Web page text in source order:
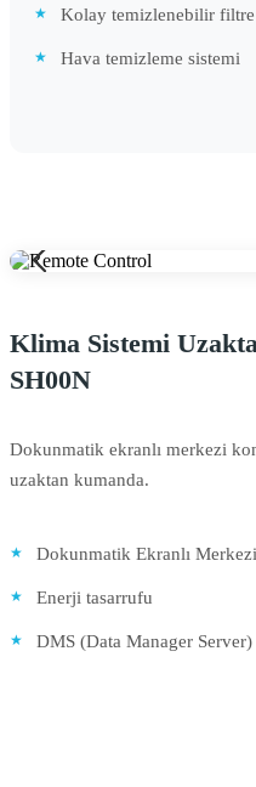
Kolay temizlenebilir filtre
Hava temizleme sistemi
Klima Sistemi
SH00N
Dokunmatik ekranlı merkezi
uzaktan kumanda.
Dokunmatik Ekranlı
Enerji tasarrufu
DMS (Data Manager